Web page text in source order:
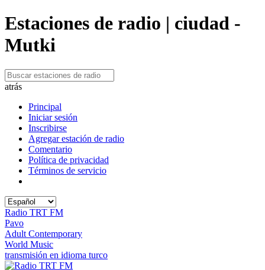
Estaciones de radio | ciudad -
Mutki
atrás
Principal
Iniciar sesión
Inscribirse
Agregar estación de radio
Comentario
Política de privacidad
Términos de servicio
Radio TRT FM
Pavo
Adult Contemporary
World Music
transmisión en idioma turco